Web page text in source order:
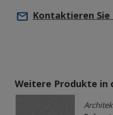
Kontaktieren Sie
Weitere Produkte in